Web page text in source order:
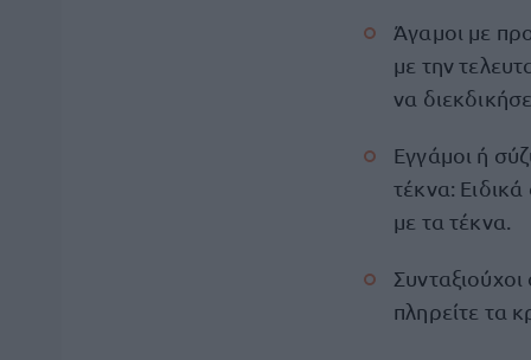
Άγαμοι με
με την
να
Εγγάμοι ή
τέκνα:
με τα τέκνα.
πληρείτε τα